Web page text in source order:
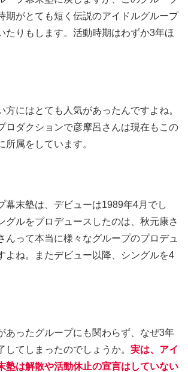
期がとても短く伝説のアイドルグループ
たりもします。活動時期はわずか3年ほ
方にはとても人気があったんですよね。
ロダクションで彦摩呂さんは現在もこの
所属をしています。
幕末塾は、デビューは1989年4月でし
グルをプロデュースしたのは、秋元康さ
んって本当に様々なグループのプロデュ
よね。またデビュー以降、シングルを4
あったグループにも関わらず、なぜ3年
してしまったのでしょうか。 実は、アイ
塾は解散や活動休止の宣言はしていない